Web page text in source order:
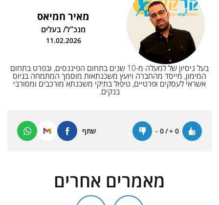
מאיר חמיאס
מנכ"ל/ בעלים
11.02.2026
בעל ניסיון של למעלה מ-10 שנים בתחום הפיננסים, ובפרט בתחום
המימון, מייסד מהחברה ויועץ משכנתאות מוסמך המתמחה בגיוס
אשראי לעסקים ופרטיים, טיפול בתיקי משכנתא מורכבים ומסורבי
בנקים.
+ 0
/
- 0 שתף
מאמרים אחרים